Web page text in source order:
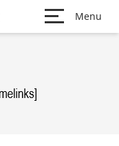
Menu